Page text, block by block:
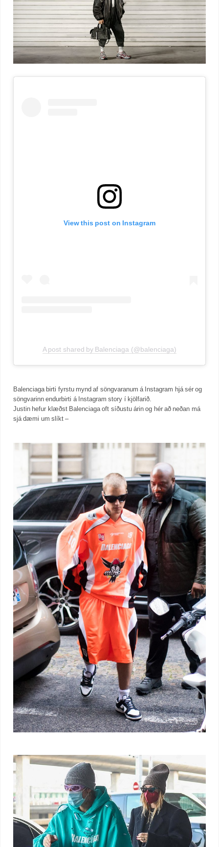
View this post on Instagram
A post shared by Balenciaga (@balenciaga)
Balenciaga birti fyrstu mynd af söngvaranum á Instagram hjá sér og
söngvarinn endurbirti á Instagram story í kjölfarið.
Justin hefur klæðst Balenciaga oft síðustu árin og hér að neðan má
sjá dæmi um slíkt –